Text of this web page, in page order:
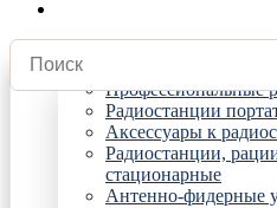
Радиостанции
Профессиональные
Радиостанции
Аксессуары к
Радиостанции,
стационарные
Антенно-фидерные